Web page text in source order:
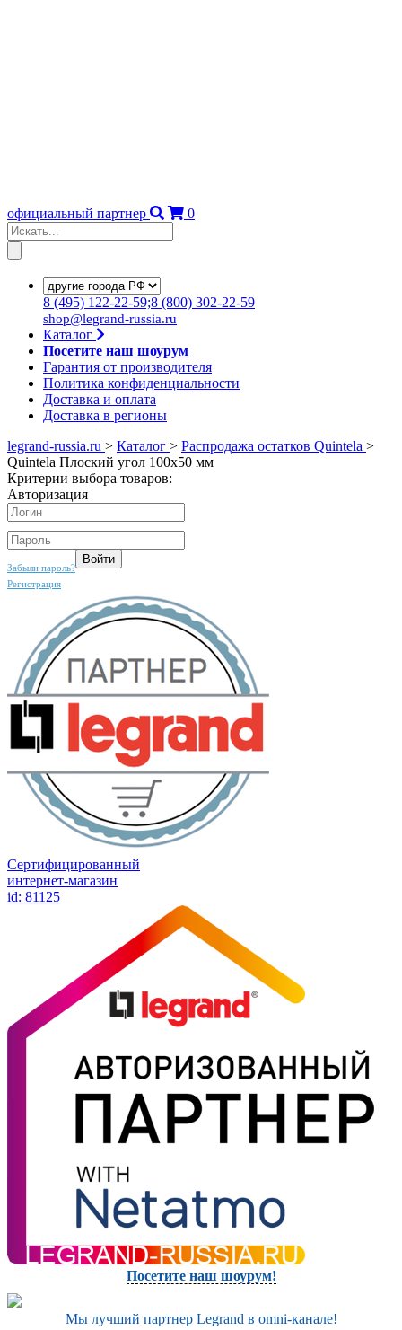
официальный партнер 0
8 (495) 122-22-59;8 (800) 302-22-59
shop@legrand-russia.ru
Каталог
Посетите наш шоурум
Гарантия от производителя
Политика конфиденциальности
Доставка и оплата
Доставка в регионы
legrand-russia.ru > Каталог > Распродажа остатков Quintela >
Quintela Плоский угол 100x50 мм
Критерии выбора товаров:
Авторизация
Забыли пароль?
Регистрация
Сертифицированный
интернет-магазин
id: 81125
Посетите наш шоурум!
Мы лучший партнер Legrand в omni-канале!